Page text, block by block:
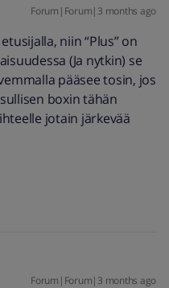
Forum|Forum|3 months ago
niin “Plus” on
(Ja nytkin) se
pääsee tosin, jos
boxin tähän
jotain järkevää
Forum|Forum|3 months ago